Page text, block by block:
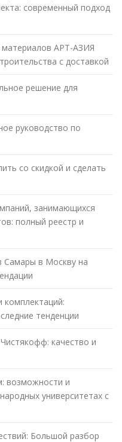
современный подход
материалов АРТ-АЗИЯ
с доставкой
решение для
руководство по
со скидкой и сделать
занимающихся
полный реестр и
Самары в Москву на
тенденции
качество и
возможности и
университетах с
Большой разбор